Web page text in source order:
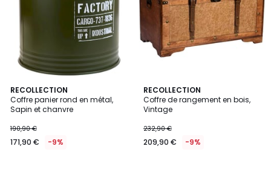
RECOLLECTION
Coffre panier rond en métal,
Sapin et chanvre
190,90 €
171,90 € -9%
RECOLLECTION
Coffre de rangement en bois,
Vintage
232,90 €
209,90 € -9%